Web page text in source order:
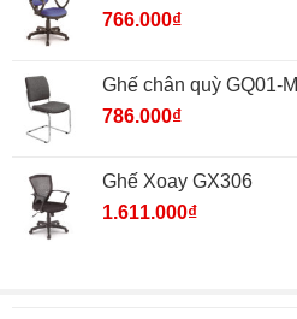
766.000₫
Ghế chân quỳ GQ01-M
786.000₫
Ghế Xoay GX306
1.611.000₫